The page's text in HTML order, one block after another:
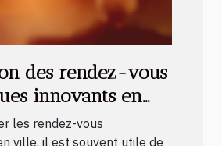
des rendez-vous
innovants en
les rendez-vous
ville, il est souvent utile de